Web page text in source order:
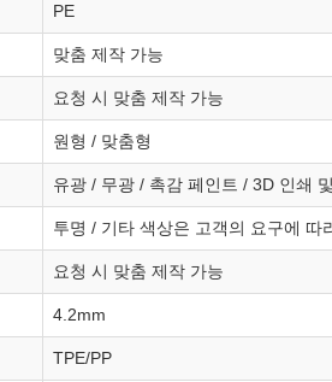
PE
맞춤 제작 가능
요청 시 맞춤 제작 가능
원형 / 맞춤형
유광 / 무광 / 촉감 페인트 / 3D 인쇄
투명 / 기타 색상은 고객의 요구에 따
요청 시 맞춤 제작 가능
4.2mm
TPE/PP